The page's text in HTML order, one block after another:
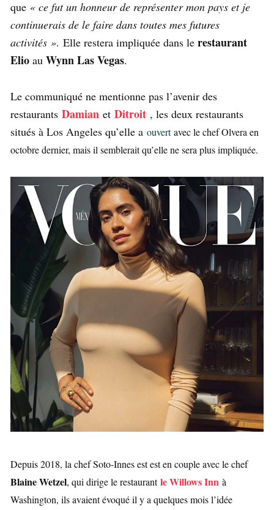
que « ce fut un honneur de représenter mon pays et je
continuerais de le faire dans toutes mes futures
activités ». Elle restera impliquée dans le restaurant
Elio au Wynn Las Vegas.
Le communiqué ne mentionne pas l’avenir des
restaurants Damian et Ditroit , les deux restaurants
situés à Los Angeles qu’elle a ouvertavec le chef Olvera en
octobre dernier, mais il semblerait qu’elle ne sera plus impliquée.
Depuis 2018, la chef Soto-Innes est est en couple avec le chef
Blaine Wetzel, qui dirige le restaurantle Willows Inn à
Washington, ils avaient évoqué il y a quelques mois l’idée